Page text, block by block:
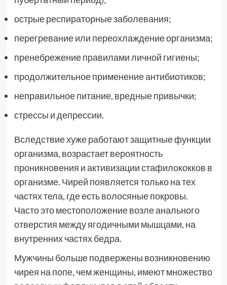
острые респираторные заболевания;
перегревание или переохлаждение организма;
пренебрежение правилами личной гигиены;
продолжительное применение антибиотиков;
неправильное питание, вредные привычки;
стрессы и депрессии.
Вследствие хуже работают защитные функции
организма, возрастает вероятность
проникновения и активизации стафилококков в
организме. Чирей появляется только на тех
частях тела, где есть волосяные покровы.
Часто это местоположение возле анального
отверстия между ягодичными мышцами, на
внутренних частях бедра.
Мужчины больше подвержены возникновению
чирея на попе, чем женщины, имеют множество